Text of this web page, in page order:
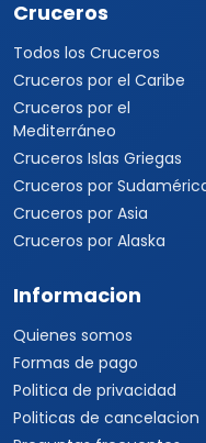
Viajes a Asia
Viajes a China
Viajes a Corea del Sur
Viajes a Tailandia
Viajes a India
Cruceros
Todos los Cruceros
Cruceros por el Caribe
Mediterráneo
Cruceros Islas Griegas
Cruceros por Sudamérica
Cruceros por Asia
Cruceros por Alaska